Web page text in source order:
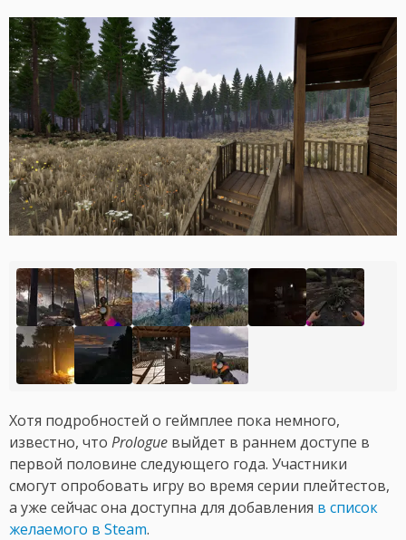
Хотя подробностей о геймплее пока немного,
известно, что Prologue выйдет в раннем доступе в
первой половине следующего года. Участники
смогут опробовать игру во время серии плейтестов,
а уже сейчас она доступна для добавления в список
желаемого в Steam.